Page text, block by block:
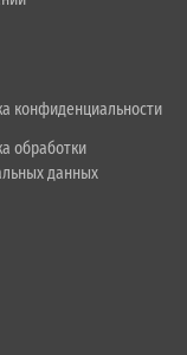
конфиденциальности
обработки
данных